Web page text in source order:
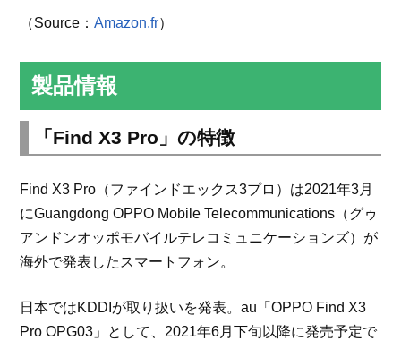
（Source：Amazon.fr）
製品情報
「Find X3 Pro」の特徴
Find X3 Pro（ファインドエックス3プロ）は2021年3月
にGuangdong OPPO Mobile Telecommunications（グゥ
アンドンオッポモバイルテレコミュニケーションズ）が
海外で発表したスマートフォン。
日本ではKDDIが取り扱いを発表。au「OPPO Find X3
Pro OPG03」として、2021年6月下旬以降に発売予定で